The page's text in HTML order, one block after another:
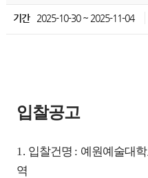
기간 2025-10-30 ~ 2025-11-04
입찰공고
1. 입찰건명 : 예원예술대
역